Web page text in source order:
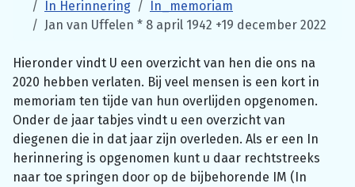
In Herinnering
In_memoriam
Jan van Uffelen * 8 april 1942 +19 december 2022
Hieronder vindt U een overzicht van hen die ons na
2020 hebben verlaten. Bij veel mensen is een kort in
memoriam ten tijde van hun overlijden opgenomen.
Onder de jaar tabjes vindt u een overzicht van
diegenen die in dat jaar zijn overleden. Als er een In
herinnering is opgenomen kunt u daar rechtstreeks
naar toe springen door op de bijbehorende IM (In